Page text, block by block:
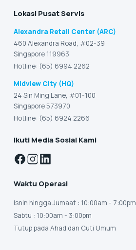
Lokasi Pusat Servis
Alexandra Retail Center (ARC)
460 Alexandra Road, #02-39
Singapore 119963
Hotline: (65) 6994 2262
Midview City (HQ)
24 Sin Ming Lane, #01-100
Singapore 573970
Hotline: (65) 6924 2266
Ikuti Media Sosial Kami
Waktu Operasi
Isnin hingga Jumaat : 10:00am - 7:00pm
Sabtu : 10:00am - 3:00pm
Tutup pada Ahad dan Cuti Umum